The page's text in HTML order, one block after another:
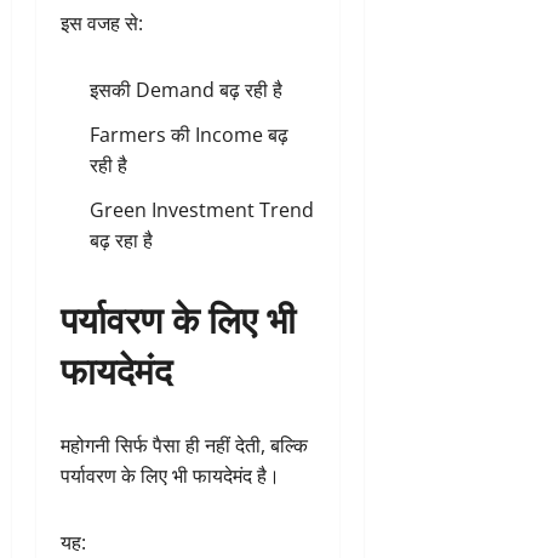
इस वजह से:
इसकी Demand बढ़ रही है
Farmers की Income बढ़
रही है
Green Investment Trend
बढ़ रहा है
पर्यावरण के लिए भी
फायदेमंद
महोगनी सिर्फ पैसा ही नहीं देती, बल्कि
पर्यावरण के लिए भी फायदेमंद है।
यह: